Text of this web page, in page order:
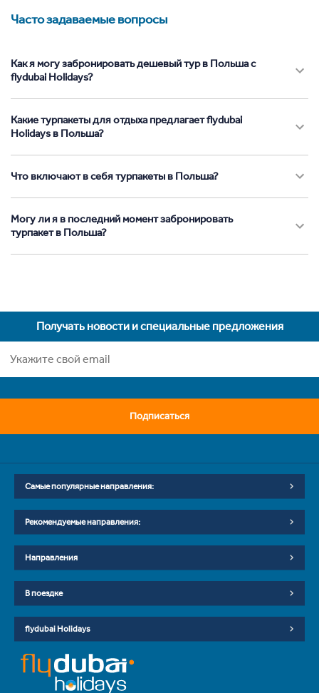
Часто задаваемые вопросы
Как я могу забронировать дешевый тур в Польша с
flydubai Holidays?
Какие турпакеты для отдыха предлагает flydubai
Holidays в Польша?
Что включают в себя турпакеты в Польша?
Могу ли я в последний момент забронировать
турпакет в Польша?
Получать новости и специальные предложения
Подписаться
Самые популярные направления:
Рекомендуемые направления:
Направления
В поездке
flydubai Holidays